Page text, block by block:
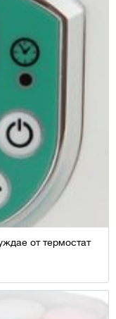
от термостат